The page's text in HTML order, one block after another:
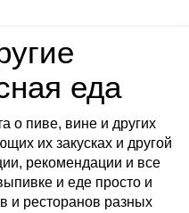
еда
о пиве, вине и других
их закусках и другой
рекомендации и все
и еде просто и
и ресторанов разных